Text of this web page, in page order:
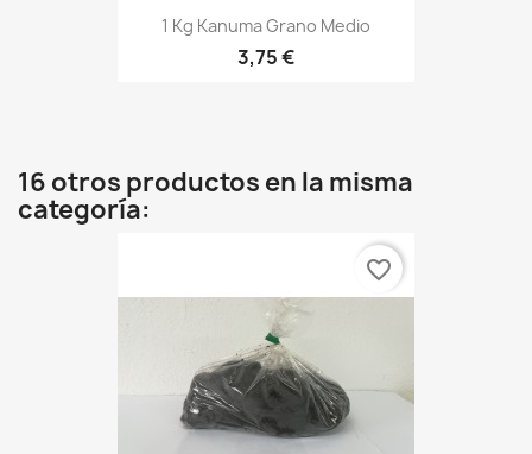
1 Kg Kanuma Grano Medio
3,75 €
16 otros productos en la misma
categoría:
favorite_border